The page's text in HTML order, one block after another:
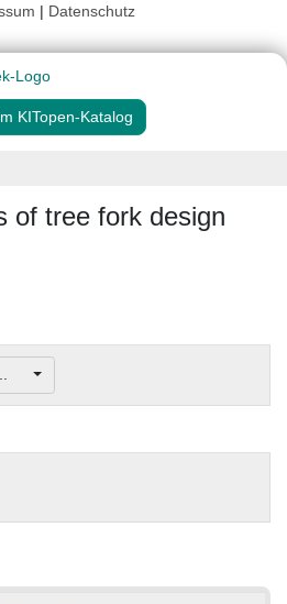
| Datenschutz
KITopen-Katalog
of tree fork design
...